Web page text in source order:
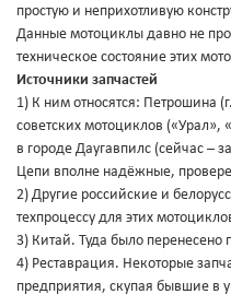
простую и неприхотливую
Данные мотоциклы давно не
техническое состояние этих
Источники запчастей
1) К ним относятся: Петрошина
советских мотоциклов
в городе Даугавпилс (сейчас –
Цепи вполне надёжные,
2) Другие российские и
техпроцессу для этих
3) Китай. Туда было перенесено
4) Реставрация. Некоторые
предприятия, скупая бывшие в